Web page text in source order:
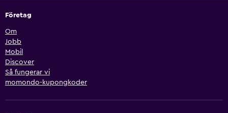
Företag
Om
Jobb
Mobil
Discover
Så fungerar vi
momondo-kupongkoder